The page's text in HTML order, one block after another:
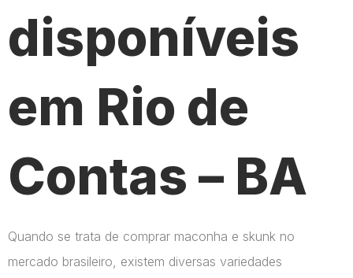
disponíveis
em Rio de
Contas – BA
Quando se trata de comprar maconha e skunk no
mercado brasileiro, existem diversas variedades